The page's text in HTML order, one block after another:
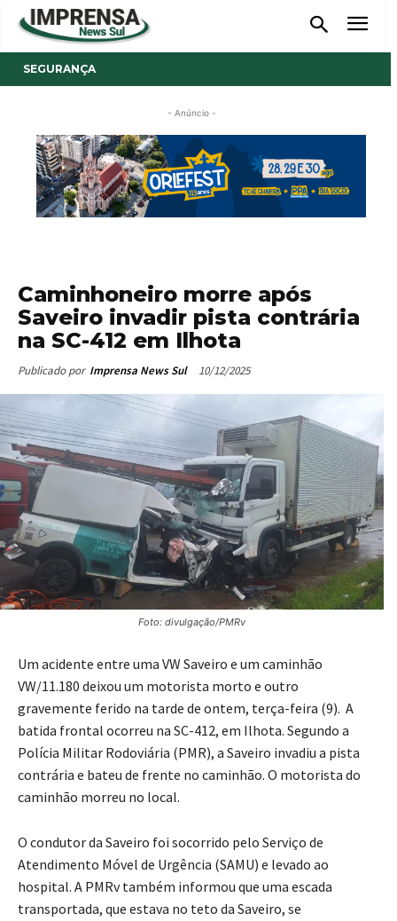
SEGURANÇA
- Anúncio -
Caminhoneiro morre após
Saveiro invadir pista contrária
na SC-412 em Ilhota
Publicado por Imprensa News Sul 10/12/2025
Foto: divulgação/PMRv
Um acidente entre uma VW Saveiro e um caminhão
VW/11.180 deixou um motorista morto e outro
gravemente ferido na tarde de ontem, terça-feira (9). A
batida frontal ocorreu na SC-412, em Ilhota. Segundo a
Polícia Militar Rodoviária (PMR), a Saveiro invadiu a pista
contrária e bateu de frente no caminhão. O motorista do
caminhão morreu no local.
O condutor da Saveiro foi socorrido pelo Serviço de
Atendimento Móvel de Urgência (SAMU) e levado ao
hospital. A PMRv também informou que uma escada
transportada, que estava no teto da Saveiro, se